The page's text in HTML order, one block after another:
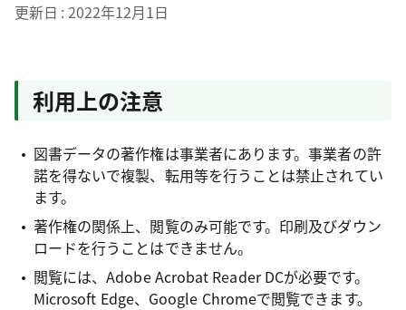
更新日 2022年12月1日
利用上の注意
図書データの著作権は事業者にあります。事業者の許
諾を得ないで複製、転用等を行うことは禁止されてい
ます。
著作権の関係上、閲覧のみ可能です。印刷及びダウン
ロードを行うことはできません。
閲覧には、Adobe Acrobat Reader DCが必要です。
Microsoft Edge、Google Chromeで閲覧できます。